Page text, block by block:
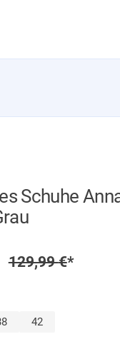
Schuhe
Regulärer Preis
129,99€*
42